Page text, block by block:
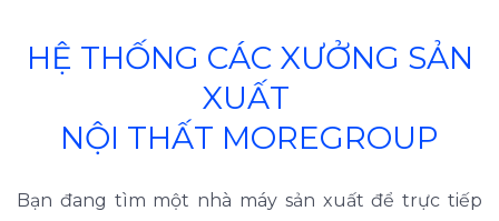
HỆ THỐNG CÁC XƯỞNG SẢN
XUẤT
NỘI THẤT MOREGROUP
Bạn đang tìm một nhà máy sản xuất để trực tiếp